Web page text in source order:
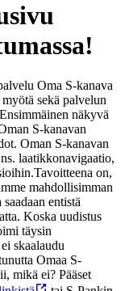
Oma S-kanava
sekä palvelun
Ensimmäinen näkyvä
S-kanavan
Oman S-kanavan
laatikkonavigaatio,
Tavoitteena on,
mahdollisimman
entistä
Koska uudistus
täysin
skaalaudu
Omaa S-
mikä ei? Pääset